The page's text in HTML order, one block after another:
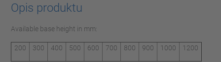
Opis produktu
Available base height in mm:
200 300 400 500 600 700 800 900 1000 1200